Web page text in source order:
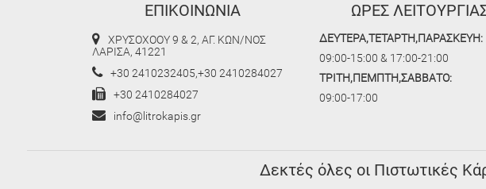
ΕΠΙΚΟΙΝΩΝΙΑ
ΧΡΥΣΟΧΟΟΥ 9 & 2, ΑΓ. ΚΩΝ/ΝΟΣ
ΛΑΡΙΣΑ, 41221
+30 2410232405,+30 2410284027
+30 2410284027
info@litrokapis.gr
ΩΡΕΣ
ΔΕΥΤΕΡΑ,ΤΕΤΑΡΤΗ,ΠΑΡΑΣΚΕΥΗ:
09:00-15:00 & 17:00-21:00
ΤΡΙΤΗ,ΠΕΜΠΤΗ,ΣΑΒΒΑΤΟ:
09:00-17:00
Δεκτές όλες οι Πιστωτικές